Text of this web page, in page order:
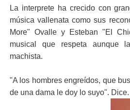
La interprete ha crecido con
música vallenata como sus
More" Ovalle y Esteban "El
musical que respeta aunque
machista.
"A los hombres engreídos, que
de una dama le doy lo suyo". Dice.